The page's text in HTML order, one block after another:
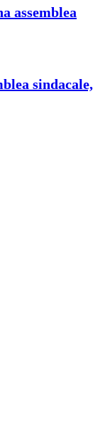
assemblea
sindacale,